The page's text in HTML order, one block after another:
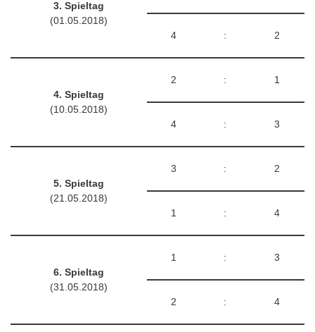
3. Spieltag
(01.05.2018)
4 : 2
4. Spieltag
(10.05.2018)
2 : 1
4 : 3
5. Spieltag
(21.05.2018)
3 : 2
1 : 4
6. Spieltag
(31.05.2018)
1 : 3
2 : 4